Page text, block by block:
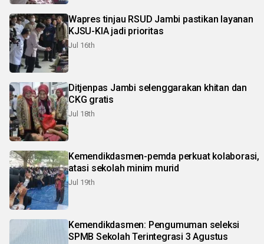
Wapres tinjau RSUD Jambi pastikan layanan
KJSU-KIA jadi prioritas
Jul 16th
Ditjenpas Jambi selenggarakan khitan dan
CKG gratis
Jul 18th
Kemendikdasmen-pemda perkuat kolaborasi,
atasi sekolah minim murid
Jul 19th
Kemendikdasmen: Pengumuman seleksi
SPMB Sekolah Terintegrasi 3 Agustus